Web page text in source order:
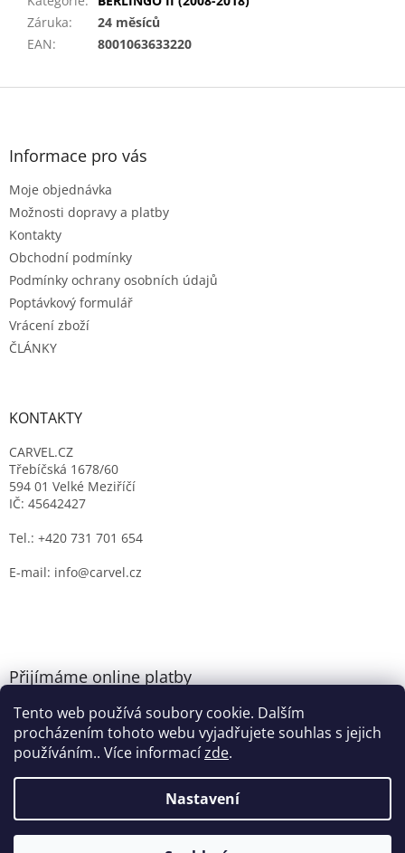
Tento web používá soubory cookie. Dalším
procházením tohoto webu vyjadřujete souhlas s jejich
používáním.. Více informacízde.
Nastavení
Záruka:
24 měsíců
EAN: 8001063633220
Z
Informace pro vás
Moje objednávka
Možnosti dopravy a platby
Kontakty
Obchodní podmínky
Podmínky ochrany osobních údajů
Poptávkový formulář
Vrácení zboží
ČLÁNKY
KONTAKTY
CARVEL.CZ
Třebíčská 1678/60
594 01 Velké Meziříčí
IČ: 45642427
Tel.: +420 731 701 654
E-mail: info@carvel.cz
Přijímáme online platby
Vytvořil Shoptet